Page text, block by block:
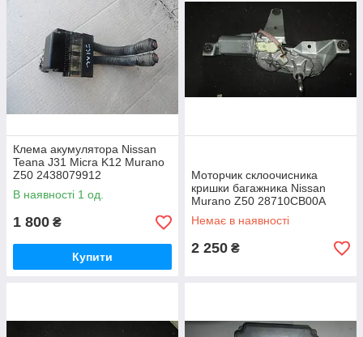
Клема акумулятора Nissan
Teana J31 Micra K12 Murano
Z50 2438079912
В наявності 1 од.
1 800 ₴
Купити
Моторчик склоочисника
кришки багажника Nissan
Murano Z50 28710CB00A
28710CB000
Немає в наявності
2 250 ₴